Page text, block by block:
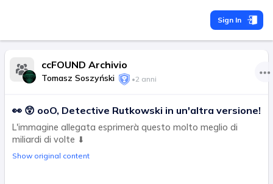
Sign In
ccFOUND Archivio
Tomasz Soszyński •2 anni
👀 😲 ooO, Detective Rutkowski in un'altra versione!
L'immagine allegata esprimerà questo molto meglio di
miliardi di volte ⬇
Show original content